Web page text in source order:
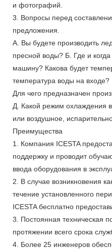
и фотографий.
3. Вопросы перед
предложения.
А. Вы будете производить
пресной воды? Б. Где и
машину? Какова будет
температура воды на входе?
Для чего предназначен
Д. Какой режим охлаждения
или воздушное,
Преимущества
1. Компания ICESTA
поддержку и проводит
ввода оборудования в
2. В случае возникновения
течение установленного
ICESTA бесплатно
3. Постоянная техническая
протяжении всего срока
4. Более 25 инженеров